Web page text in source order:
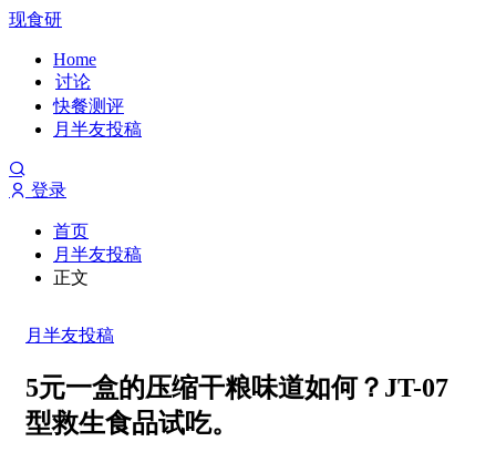
现食研
Home
讨论
快餐测评
月半友投稿
登录
首页
月半友投稿
正文
月半友投稿
5元一盒的压缩干粮味道如何？JT-07
型救生食品试吃。